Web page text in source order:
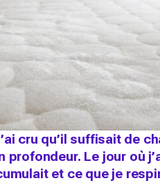
cru qu’il suffisait de
profondeur. Le jour où
et ce que je